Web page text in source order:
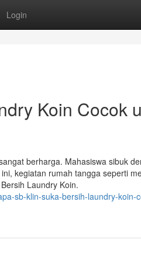
Login
Koin Cocok
berharga. Mahasiswa sibuk
kegiatan rumah tangga seperti
Laundry Koin.
sb-klin-suka-bersih-laundry-koin-